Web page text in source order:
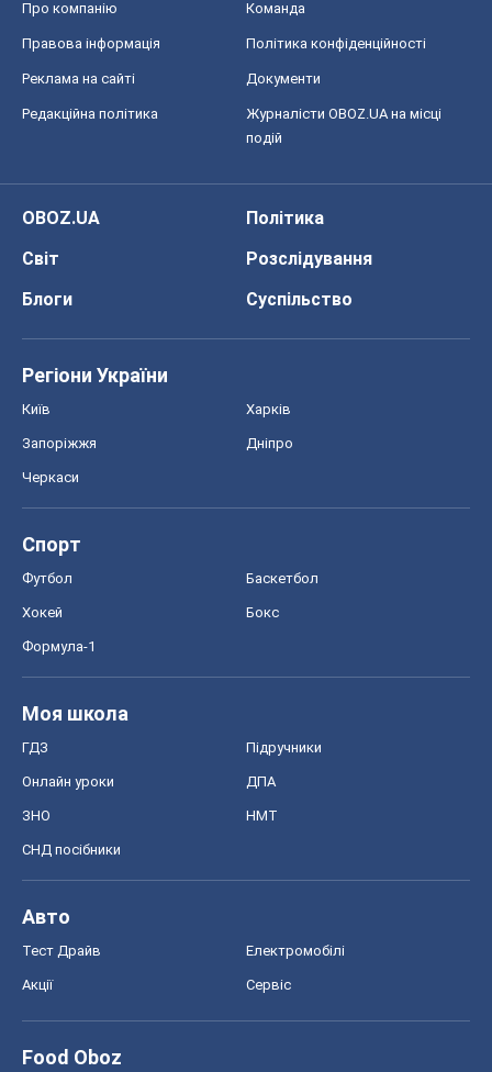
Про компанію Команда
Правова інформація Політика конфіденційності
Реклама на сайті Документи
Редакційна політика
Журналісти OBOZ.UA на місці
подій
OBOZ.UA
Політика
Світ
Розслідування
Блоги
Суспільство
Регіони України
Київ Харків
Запоріжжя Дніпро
Черкаси
Спорт
Футбол Баскетбол
Хокей Бокс
Формула-1
Моя школа
ГДЗ Підручники
Онлайн уроки ДПА
ЗНО НМТ
СНД посібники
Авто
Тест Драйв Електромобілі
Акції Сервіс
Food Oboz